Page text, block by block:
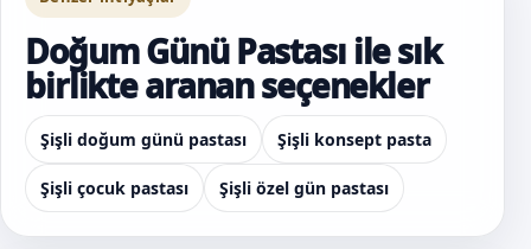
Doğum Günü Pastası ile sık
birlikte aranan seçenekler
Şişli doğum günü pastası Şişli konsept pasta
Şişli çocuk pastası Şişli özel gün pastası